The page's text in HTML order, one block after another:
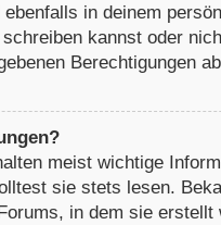
in deinem
kannst oder
Berechtigungen
meist wichtige
sie stets lesen.
in dem sie erstellt